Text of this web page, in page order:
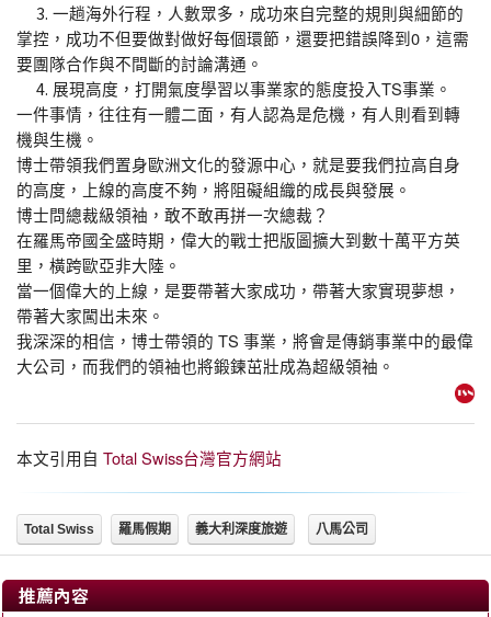
3. 一趟海外行程，人數眾多，成功來自完整的規則與細節的
掌控，成功不但要做對做好每個環節，還要把錯誤降到0，這需
要團隊合作與不間斷的討論溝通。
4. 展現高度，打開氣度學習以事業家的態度投入TS事業。
一件事情，往往有一體二面，有人認為是危機，有人則看到轉
機與生機。
博士帶領我們置身歐洲文化的發源中心，就是要我們拉高自身
的高度，上線的高度不夠，將阻礙組織的成長與發展。
博士問總裁級領袖，敢不敢再拼一次總裁？
在羅馬帝國全盛時期，偉大的戰士把版圖擴大到數十萬平方英
里，橫跨歐亞非大陸。
當一個偉大的上線，是要帶著大家成功，帶著大家實現夢想，
帶著大家闖出未來。
我深深的相信，博士帶領的 TS 事業，將會是傳銷事業中的最偉
大公司，而我們的領袖也將鍛鍊茁壯成為超級領袖。
本文引用自 Total Swiss台灣官方網站
Total Swiss 羅馬假期 義大利深度旅遊 八馬公司
推薦內容